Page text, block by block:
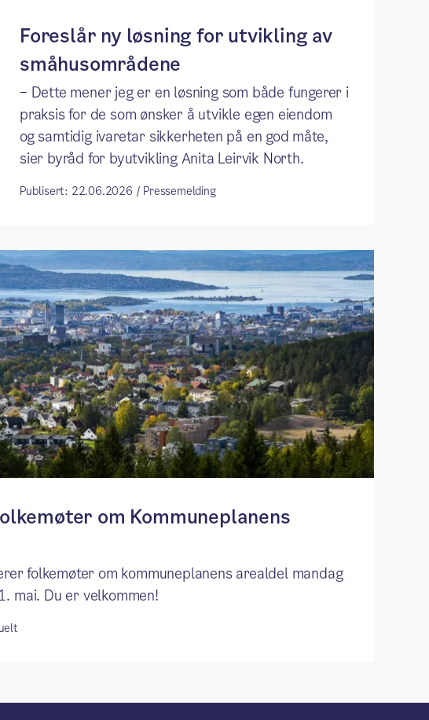
Foreslår ny løsning for utvikling av
småhusområdene
– Dette mener jeg er en løsning som både fungerer i
praksis for de som ønsker å utvikle egen eiendom
og samtidig ivaretar sikkerheten på en god måte,
sier byråd for byutvikling Anita Leirvik North.
Publisert: 22.06.2026 / Pressemelding
om Kommuneplanens
folkemøter om kommuneplanens arealdel mandag
mai. Du er velkommen!